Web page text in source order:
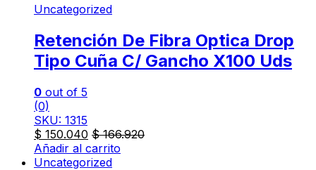
Uncategorized
Retención De Fibra Optica Drop
Tipo Cuña C/ Gancho X100 Uds
0 out of 5
(0)
SKU: 1315
$ 150.040 $166.920
Añadir al carrito
Uncategorized